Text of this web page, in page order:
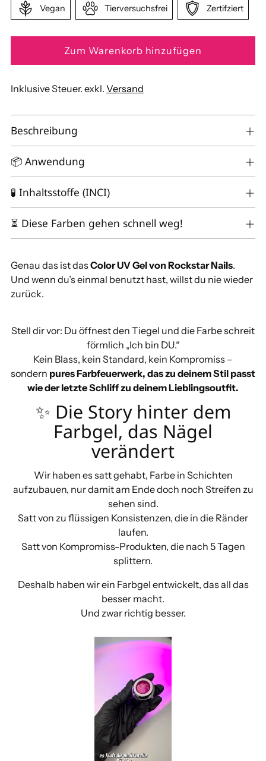
Vegan Tierversuchsfrei Zertifziert
Zum Warenkorb hinzufügen
Inklusive Steuer. exkl. Versand
Produkt
in
den
Warenkorb
legen
Beschreibung
📦 Anwendung
🧪 Inhaltsstoffe (INCI)
⏳ Diese Farben gehen schnell weg!
Genau das ist dasColor UV Gel von Rockstar Nails.
Und wenn du’s einmal benutzt hast, willst du nie wieder
zurück.
Stell dir vor: Du öffnest den Tiegel und die Farbe schreit
förmlich „Ich bin DU.“
Kein Blass, kein Standard, kein Kompromiss –
sondern pures Farbfeuerwerk, das zu deinem Stil passt
wie der letzte Schliff zu deinem Lieblingsoutfit.
✨ Die Story hinter dem
Farbgel, das Nägel
verändert
Wir haben es satt gehabt, Farbe in Schichten
aufzubauen, nur damit am Ende doch noch Streifen zu
sehen sind.
Satt von zu flüssigen Konsistenzen, die in die Ränder
laufen.
Satt von Kompromiss-Produkten, die nach 5 Tagen
splittern.
Deshalb haben wir ein Farbgel entwickelt, das all das
besser macht.
Und zwar richtig besser.